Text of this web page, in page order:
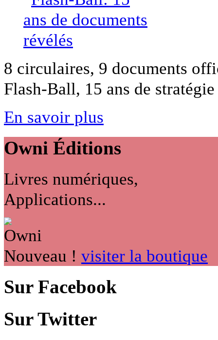
8 circulaires, 9 documents
Flash-Ball, 15 ans de
En savoir plus
Owni Éditions
Livres numériques,
Applications...
Nouveau ! visiter la boutique
Sur Facebook
Sur Twitter